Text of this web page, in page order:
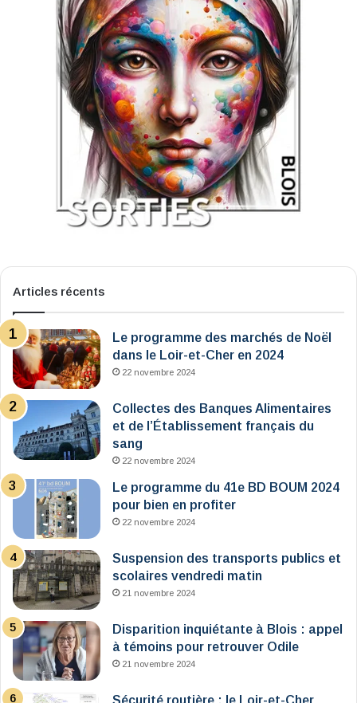
Articles récents
Le programme des marchés de Noël
dans le Loir-et-Cher en 2024
22 novembre 2024
Collectes des Banques Alimentaires
et de l’Établissement français du
sang
22 novembre 2024
Le programme du 41e BD BOUM 2024
pour bien en profiter
22 novembre 2024
Suspension des transports publics et
scolaires vendredi matin
21 novembre 2024
Disparition inquiétante à Blois : appel
à témoins pour retrouver Odile
21 novembre 2024